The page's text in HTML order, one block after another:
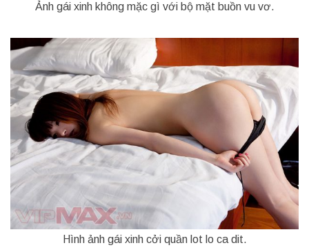
Ảnh gái xinh không mặc gì với bộ mặt buồn vu vơ.
Hình ảnh gái xinh cởi quần lot lo ca dit.